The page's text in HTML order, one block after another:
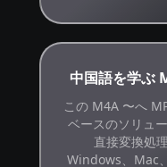
中国語を学ぶ
この M4A 〜へ
ベースのソリュ
直接変換処
Windows、Mac